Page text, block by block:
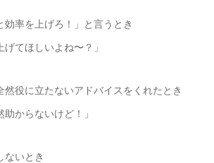
率を上げろ！」と言うとき
げてほしいよね〜？」
役に立たないアドバイスをくれたとき
助からないけど！」
いとき